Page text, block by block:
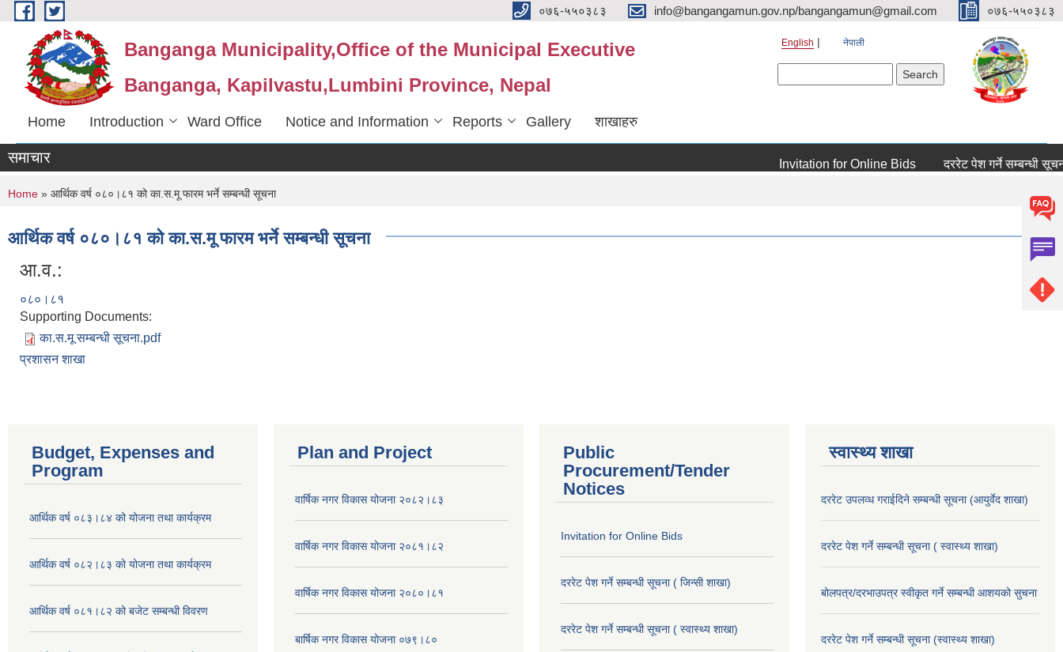
Skip to main content ०७६-५५०३८३ info@bangangamun.gov.np/bangangamun@gmail.com ०७६-५५०३८३
Banganga Municipality,Office of the Municipal Executive
Banganga, Kapilvastu,Lumbini Province, Nepal
English नेपाली
Home Introduction Ward Office Notice and Information Reports Gallery शाखाहरु
समाचार Invitation for Online Bids दररेट पेश गर्ने सम्बन्धी सूचना (
You are here
Home » आर्थिक वर्ष ०८०।८१ को का.स.मू फारम भर्ने सम्बन्धी सूचना
आर्थिक वर्ष ०८०।८१ को का.स.मू फारम भर्ने सम्बन्धी सूचना
आ.व.:
०८०।८१
Supporting Documents:
का.स.मू सम्बन्धी सूचना.pdf
प्रशासन शाखा
Budget, Expenses and
Program
आर्थिक वर्ष ०८३।८४ को योजना तथा कार्यक्रम
आर्थिक वर्ष ०८२।८३ को योजना तथा कार्यक्रम
आर्थिक वर्ष ०८१।८२ को बजेट सम्बन्धी विवरण
Plan and Project
वार्षिक नगर विकास योजना २०८२।८३
वार्षिक नगर विकास योजना २०८१।८२
वार्षिक नगर विकास योजना २०८०।८१
बार्षिक नगर विकास योजना ०७९।८०
Public
Procurement/Tender
Notices
Invitation for Online Bids
दररेट पेश गर्ने सम्बन्धी सूचना ( जिन्सी शाखा)
दररेट पेश गर्ने सम्बन्धी सूचना ( स्वास्थ्य शाखा)
स्वास्थ्य शाखा
दररेट उपलव्ध गराईदिने सम्बन्धी सूचना (आयुर्वेद शाखा)
दररेट पेश गर्ने सम्बन्धी सूचना ( स्वास्थ्य शाखा)
बोलपत्र/दरभाउपत्र स्वीकृत गर्ने सम्बन्धी आशयको सुचना
दररेट पेश गर्ने सम्बन्धी सूचना (स्वास्थ्य शाखा)